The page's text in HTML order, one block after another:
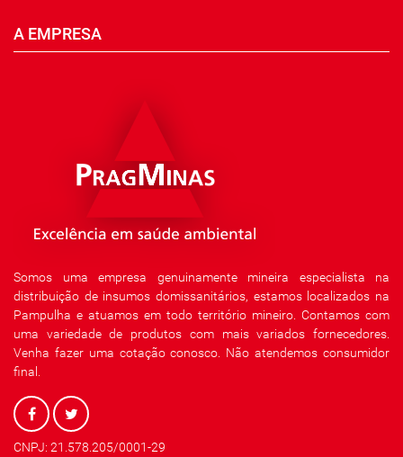
A EMPRESA
Somos uma empresa genuinamente mineira especialista na
distribuição de insumos domissanitários, estamos localizados na
Pampulha e atuamos em todo território mineiro. Contamos com
uma variedade de produtos com mais variados fornecedores.
Venha fazer uma cotação conosco. Não atendemos consumidor
final.
CNPJ: 21.578.205/0001-29